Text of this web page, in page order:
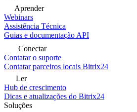
Aprender
Webinars
Assistência Técnica
Guias e documentação API
Conectar
Contatar o suporte
Contatar parceiros locais Bitrix24
Ler
Hub de crescimento
Dicas e atualizações do Bitrix24
Soluções